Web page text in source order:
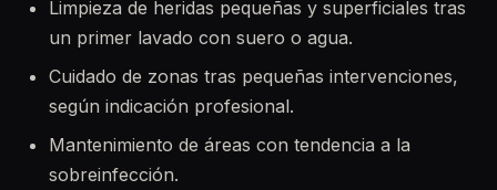
Limpieza de heridas pequeñas y superficiales tras
un primer lavado con suero o agua.
Cuidado de zonas tras pequeñas intervenciones,
según indicación profesional.
Mantenimiento de áreas con tendencia a la
sobreinfección.